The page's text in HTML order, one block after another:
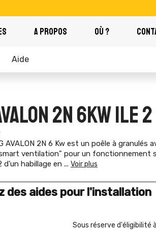
A PROPOS OÙ ?
Aide
2N 6KW ILE 2
AVALON 2N 6 Kw est un poêle à granulés
ventilation" pour un fonctionnement
d'un habillage en ... Voir plus
des aides pour l'installation
Sous réserve d'éligibilité